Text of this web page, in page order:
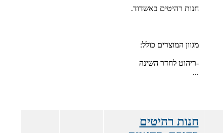
חנות רהיטים באשדוד.
מגוון המוצרים כולל:
-ריהוט לחדר השינה
...
חנות רהיטים